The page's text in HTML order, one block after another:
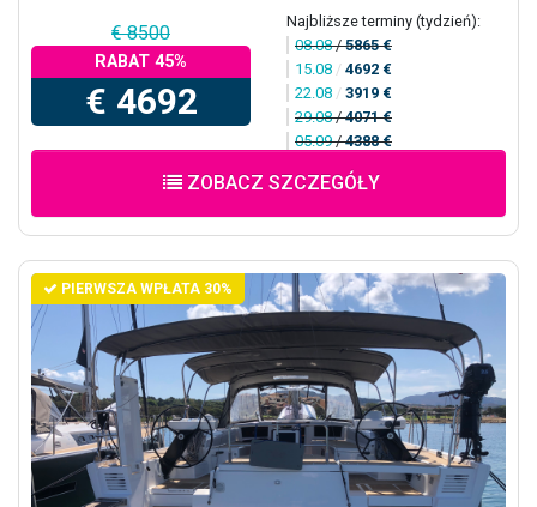
€ 8500
RABAT 45%
€ 4692
Najbliższe terminy (tydzień):
08.08/5865 €
15.08 / 4692 €
22.08 / 3919 €
29.08/4071 €
05.09/4388 €
ZOBACZ SZCZEGÓŁY
PIERWSZA WPŁATA 30%